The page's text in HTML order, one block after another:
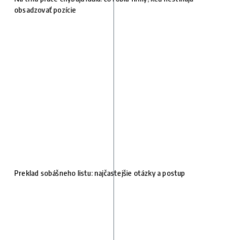
obsadzovať pozície
Preklad sobášneho listu: najčastejšie otázky a postup